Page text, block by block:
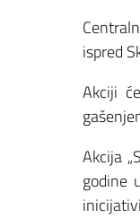
ispred
Akciji
Akcija
godine